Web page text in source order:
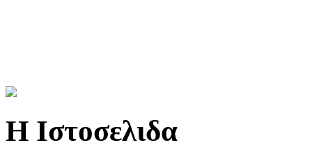
Η Ιστοσελιδα